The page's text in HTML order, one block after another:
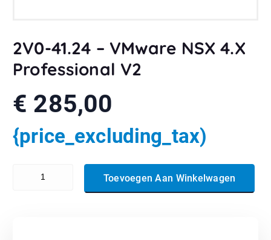
2V0-41.24 – VMware NSX 4.X
Professional V2
€ 285,00
{price_excluding_tax)
Toevoegen Aan Winkelwagen